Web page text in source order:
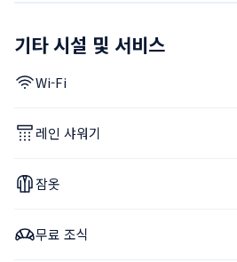
기타 시설 및 서비스
Wi-Fi
레인 샤워기
잠옷
무료 조식